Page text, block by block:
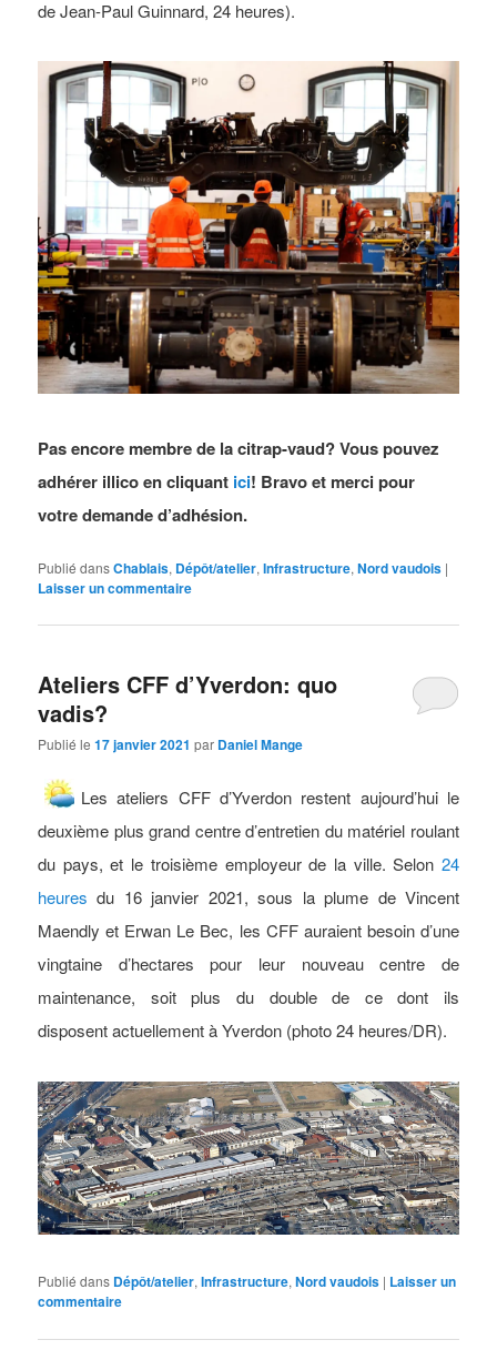
de Jean-Paul Guinnard, 24 heures).
Pas encore membre de la citrap-vaud? Vous pouvez
adhérer illico en cliquant ici! Bravo et merci pour
votre demande d’adhésion.
Publié dansChablais, Dépôt/atelier,Infrastructure,Nord vaudois |
Laisser un commentaire
Ateliers CFF d’Yverdon: quo
vadis?
Publié le17 janvier 2021 par Daniel Mange
Les ateliers CFF d’Yverdon restent aujourd’hui le
deuxième plus grand centre d’entretien du matériel roulant
du pays, et le troisième employeur de la ville. Selon 24
heures du 16 janvier 2021, sous la plume de Vincent
Maendly et Erwan Le Bec, les CFF auraient besoin d’une
vingtaine d’hectares pour leur nouveau centre de
maintenance, soit plus du double de ce dont ils
disposent actuellement à Yverdon (photo 24 heures/DR).
Publié dans Dépôt/atelier,Infrastructure,Nord vaudois | Laisser un
commentaire